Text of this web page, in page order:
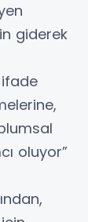
giderek
oluyor”